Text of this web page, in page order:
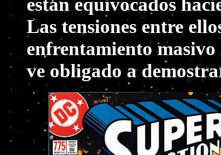
Las tensiones entre
enfrentamiento masivo
ve obligado a